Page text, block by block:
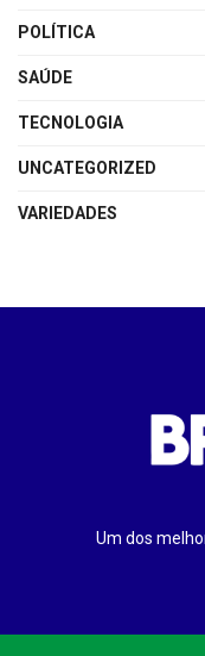
POLÍTICA
SAÚDE
TECNOLOGIA
UNCATEGORIZED
VARIEDADES
Um dos